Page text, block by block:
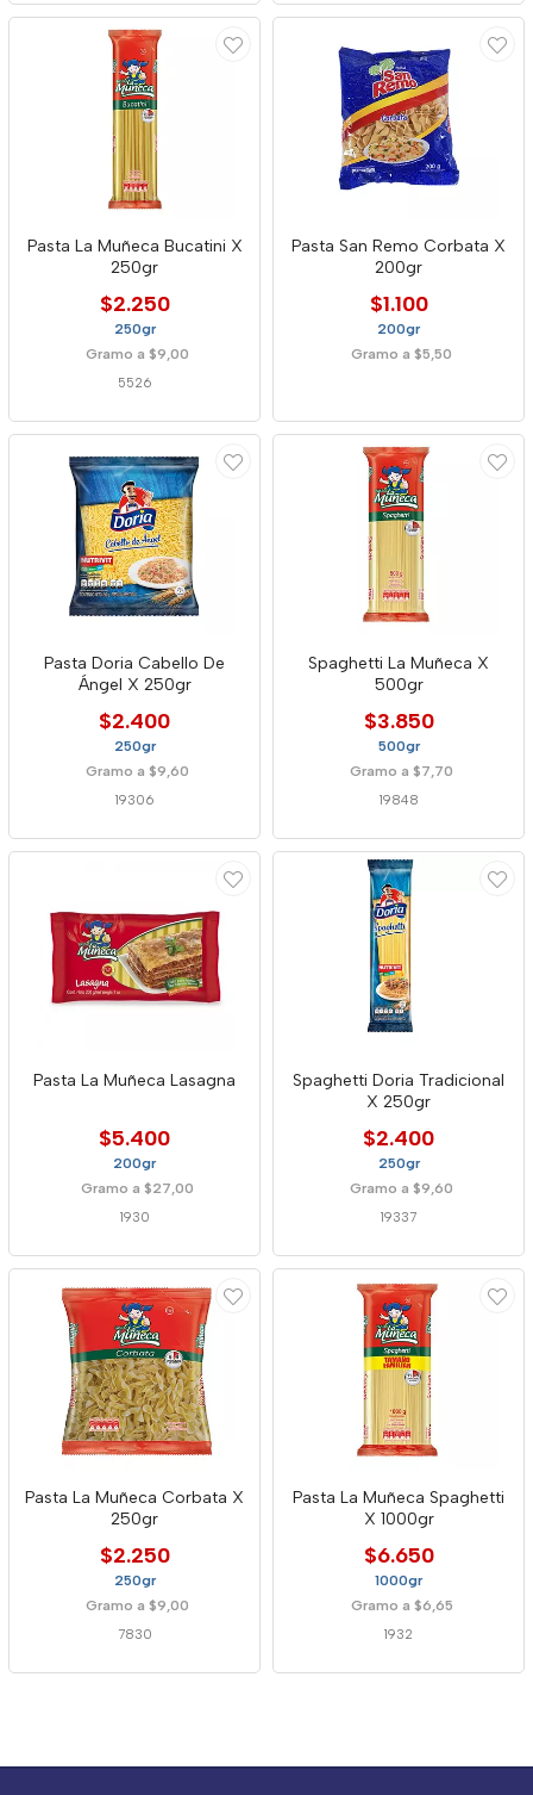
Pasta La Muñeca Bucatini X
250gr
$2.250
250gr
Gramo a $9,00
5526
Pasta San Remo Corbata X
200gr
$1.100
200gr
Gramo a $5,50
Pasta Doria Cabello De
Ángel X 250gr
$2.400
250gr
Gramo a $9,60
19306
Spaghetti La Muñeca X
500gr
$3.850
500gr
Gramo a $7,70
19848
Pasta La Muñeca Lasagna
$5.400
200gr
Gramo a $27,00
1930
Spaghetti Doria Tradicional
X 250gr
$2.400
250gr
Gramo a $9,60
19337
Pasta La Muñeca Corbata X
250gr
$2.250
250gr
Gramo a $9,00
7830
Pasta La Muñeca Spaghetti
X 1000gr
$6.650
1000gr
Gramo a $6,65
1932